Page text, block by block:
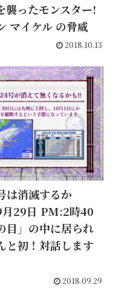
襲ったモンスター!
マイケル の脅威
2018.10.13
は消滅するか
29日 PM:2時40
目」の中に居られ
と初！対話します
2018.09.29